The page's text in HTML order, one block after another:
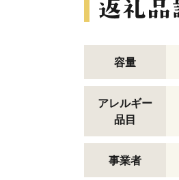
容量
アレルギー
品目
事業者